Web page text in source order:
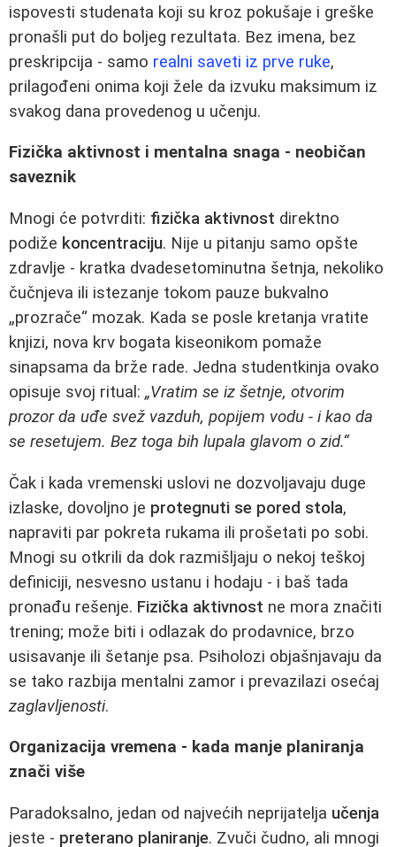
ispovesti studenata koji su kroz pokušaje i greške
pronašli put do boljeg rezultata. Bez imena, bez
preskripcija - samo realni saveti iz prve ruke,
prilagođeni onima koji žele da izvuku maksimum iz
svakog dana provedenog u učenju.
Fizička aktivnost i mentalna snaga - neobičan
saveznik
Mnogi će potvrditi: fizička aktivnost direktno
podiže koncentraciju. Nije u pitanju samo opšte
zdravlje - kratka dvadesetominutna šetnja, nekoliko
čučnjeva ili istezanje tokom pauze bukvalno
„prozrače“ mozak. Kada se posle kretanja vratite
knjizi, nova krv bogata kiseonikom pomaže
sinapsama da brže rade. Jedna studentkinja ovako
opisuje svoj ritual: „Vratim se iz šetnje, otvorim
prozor da uđe svež vazduh, popijem vodu - i kao da
se resetujem. Bez toga bih lupala glavom o zid.“
Čak i kada vremenski uslovi ne dozvoljavaju duge
izlaske, dovoljno je protegnuti se pored stola,
napraviti par pokreta rukama ili prošetati po sobi.
Mnogi su otkrili da dok razmišljaju o nekoj teškoj
definiciji, nesvesno ustanu i hodaju - i baš tada
pronađu rešenje. Fizička aktivnost ne mora značiti
trening; može biti i odlazak do prodavnice, brzo
usisavanje ili šetanje psa. Psiholozi objašnjavaju da
se tako razbija mentalni zamor i prevazilazi osećaj
zaglavljenosti.
Organizacija vremena - kada manje planiranja
znači više
Paradoksalno, jedan od najvećih neprijatelja učenja
jeste - preterano planiranje. Zvuči čudno, ali mnogi